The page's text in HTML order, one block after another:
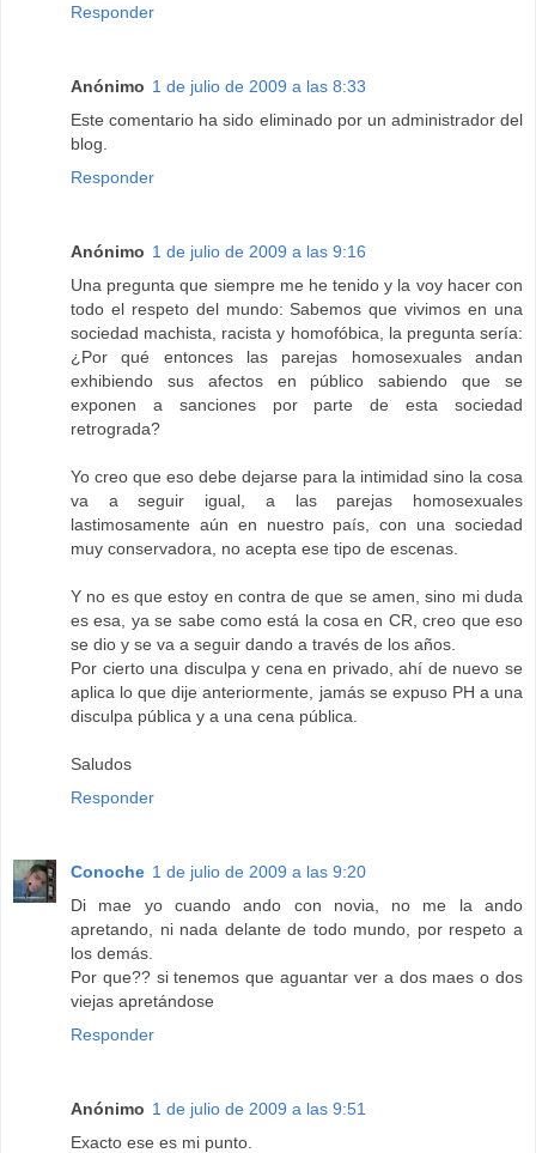
Responder
Anónimo 1 de julio de 2009 a las 8:33
Este comentario ha sido eliminado por un administrador del
blog.
Responder
Anónimo 1 de julio de 2009 a las 9:16
Una pregunta que siempre me he tenido y la voy hacer con
todo el respeto del mundo: Sabemos que vivimos en una
sociedad machista, racista y homofóbica, la pregunta sería:
¿Por qué entonces las parejas homosexuales andan
exhibiendo sus afectos en público sabiendo que se
exponen a sanciones por parte de esta sociedad
retrograda?
Yo creo que eso debe dejarse para la intimidad sino la cosa
va a seguir igual, a las parejas homosexuales
lastimosamente aún en nuestro país, con una sociedad
muy conservadora, no acepta ese tipo de escenas.
Y no es que estoy en contra de que se amen, sino mi duda
es esa, ya se sabe como está la cosa en CR, creo que eso
se dio y se va a seguir dando a través de los años.
Por cierto una disculpa y cena en privado, ahí de nuevo se
aplica lo que dije anteriormente, jamás se expuso PH a una
disculpa pública y a una cena pública.
Saludos
Responder
Conoche 1 de julio de 2009 a las 9:20
Di mae yo cuando ando con novia, no me la ando
apretando, ni nada delante de todo mundo, por respeto a
los demás.
Por que?? si tenemos que aguantar ver a dos maes o dos
viejas apretándose
Responder
Anónimo 1 de julio de 2009 a las 9:51
Exacto ese es mi punto.